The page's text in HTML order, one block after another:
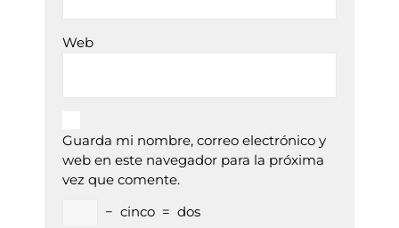
Web
Guarda mi nombre, correo electrónico y
web en este navegador para la próxima
vez que comente.
− cinco = dos